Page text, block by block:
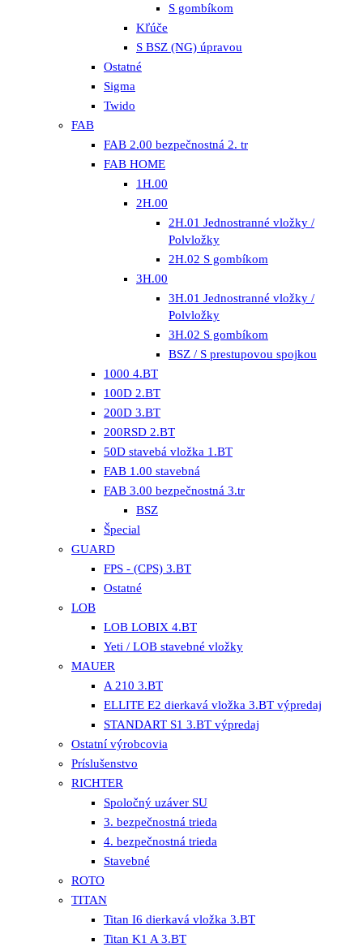
S gombíkom
Kľúče
S BSZ (NG) úpravou
Ostatné
Sigma
Twido
FAB
FAB 2.00 bezpečnostná 2. tr
FAB HOME
1H.00
2H.00
2H.01 Jednostranné vložky /
Polvložky
2H.02 S gombíkom
3H.00
3H.01 Jednostranné vložky /
Polvložky
3H.02 S gombíkom
BSZ / S prestupovou spojkou
1000 4.BT
100D 2.BT
200D 3.BT
200RSD 2.BT
50D stavebá vložka 1.BT
FAB 1.00 stavebná
FAB 3.00 bezpečnostná 3.tr
BSZ
Špecial
GUARD
FPS - (CPS) 3.BT
Ostatné
LOB
LOB LOBIX 4.BT
Yeti / LOB stavebné vložky
MAUER
A 210 3.BT
ELLITE E2 dierkavá vložka 3.BT výpredaj
STANDART S1 3.BT výpredaj
Ostatní výrobcovia
Príslušenstvo
RICHTER
Spoločný uzáver SU
3. bezpečnostná trieda
4. bezpečnostná trieda
Stavebné
ROTO
TITAN
Titan I6 dierkavá vložka 3.BT
Titan K1 A 3.BT